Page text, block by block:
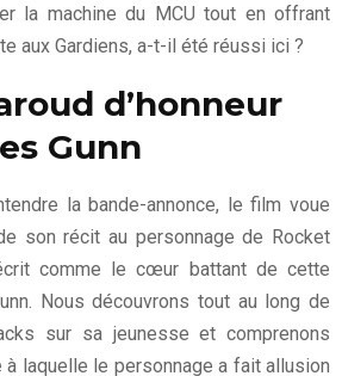
la machine du MCU tout en offrant
aux Gardiens, a-t-il été réussi ici ?
d’honneur
Gunn
la bande-annonce, le film voue
son récit au personnage de Rocket
comme le cœur battant de cette
Nous découvrons tout au long de
sur sa jeunesse et comprenons
laquelle le personnage a fait allusion